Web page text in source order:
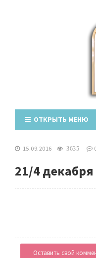
ОТКРЫТЬ МЕНЮ
15.09.2016 3635
21/4 декабря
Оставить свой